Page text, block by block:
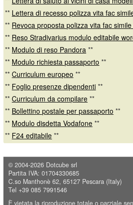
** Lettera di recesso polizza vita fac
** Revoca proposta polizza vita fac
** Reso Stradivarius modulo editabile
** Modulo di reso Pandora **
** Modulo richiesta passaporto **
**Curriculum europeo **
** Foglio presenze dipendenti **
**Curriculum da compilare **
** Bollettino postale per passaporto **
** Modulo disdetta Vodafone **
** F24 editabile **
© 2004-2026 Dotcube srl
Partita IVA: 01704330685
C.so Manthonè 62, 65127 Pescara (Italy)
Tel +39 085 7991546
È vietata la riproduzione totale o parziale